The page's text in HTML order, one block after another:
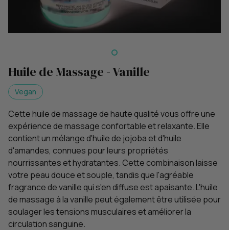
Huile de Massage - Vanille
Vegan
Cette huile de massage de haute qualité vous offre une
expérience de massage confortable et relaxante. Elle
contient un mélange d'huile de jojoba et d'huile
d'amandes, connues pour leurs propriétés
nourrissantes et hydratantes. Cette combinaison laisse
votre peau douce et souple, tandis que l'agréable
fragrance de vanille qui s'en diffuse est apaisante. L'huile
de massage à la vanille peut également être utilisée pour
soulager les tensions musculaires et améliorer la
circulation sanguine.